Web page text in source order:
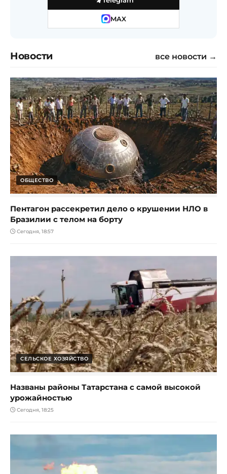
MAX
Новости все новости →
ОБЩЕСТВО
Пентагон рассекретил дело о крушении НЛО в
Бразилии с телом на борту
Сегодня, 18:57
СЕЛЬСКОЕ ХОЗЯЙСТВО
Названы районы Татарстана с самой высокой
урожайностью
Сегодня, 18:25